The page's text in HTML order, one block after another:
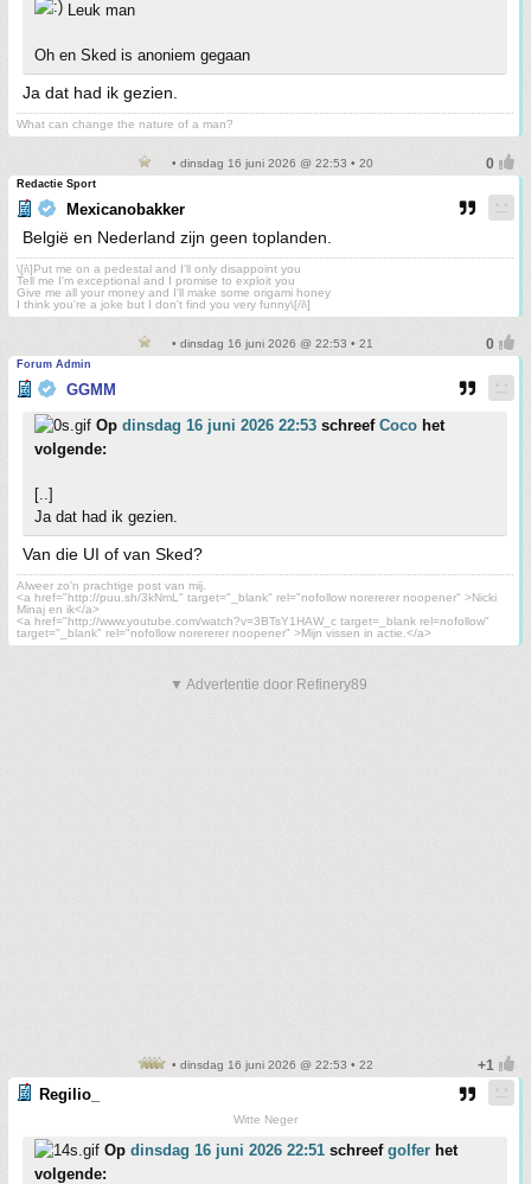
Leuk man
Oh en Sked is anoniem gegaan
Ja dat had ik gezien.
What can change the nature of a man?
• dinsdag 16 juni 2026 @ 22:53 • 20
Redactie Sport
Mexicanobakker
België en Nederland zijn geen toplanden.
\[i\]Put me on a pedestal and I'll only disappoint you
Tell me I'm exceptional and I promise to exploit you
Give me all your money and I'll make some origami honey
I think you're a joke but I don't find you very funny\[/i\]
• dinsdag 16 juni 2026 @ 22:53 • 21
Forum Admin
GGMM
Op dinsdag 16 juni 2026 22:53 schreef Coco het
volgende:
[..]
Ja dat had ik gezien.
Van die UI of van Sked?
Alweer zo'n prachtige post van mij.
<a href="http://puu.sh/3kNmL" target="_blank" rel="nofollow norererer noopener" >Nicki
Minaj en ik</a>
<a href="http://www.youtube.com/watch?v=3BTsY1HAW_c target=_blank rel=nofollow"
target="_blank" rel="nofollow norererer noopener" >Mijn vissen in actie.</a>
▼ Advertentie door Refinery89
• dinsdag 16 juni 2026 @ 22:53 • 22
Regilio_
Witte Neger
Op dinsdag 16 juni 2026 22:51 schreef golfer het
volgende: